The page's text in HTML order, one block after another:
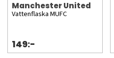
Manchester United
Vattenflaska MUFC
149:-